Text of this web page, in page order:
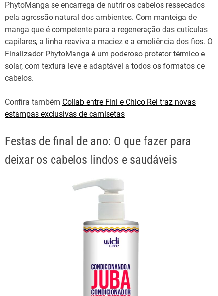
PhytoManga se encarrega de nutrir os cabelos ressecados
pela agressão natural dos ambientes. Com manteiga de
manga que é competente para a regeneração das cutículas
capilares, a linha reaviva a maciez e a emoliência dos fios. O
Finalizador PhytoManga é um poderoso protetor térmico e
solar, com textura leve e adaptável a todos os formatos de
cabelos.
Confira também Collab entre Fini e Chico Rei traz novas
estampas exclusivas de camisetas
Festas de final de ano: O que fazer para
deixar os cabelos lindos e saudáveis